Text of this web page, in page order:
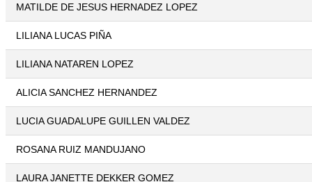
MATILDE DE JESUS HERNADEZ LOPEZ
LILIANA LUCAS PIÑA
LILIANA NATAREN LOPEZ
ALICIA SANCHEZ HERNANDEZ
LUCIA GUADALUPE GUILLEN VALDEZ
ROSANA RUIZ MANDUJANO
LAURA JANETTE DEKKER GOMEZ